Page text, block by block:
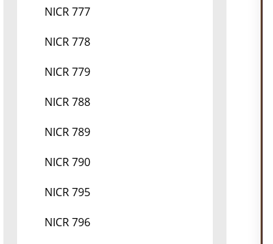
NICR 777
NICR 778
NICR 779
NICR 788
NICR 789
NICR 790
NICR 795
NICR 796